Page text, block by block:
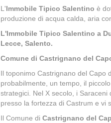
L'Immobile Tipico Salentino è
produzione di acqua calda, aria
L'Immobile Tipico Salentino a
Lecce, Salento.
Comune di Castrignano del
Il toponimo Castrignano del Capo
probabilmente, un tempo, il
strategici. Nel X secolo, i
presso la fortezza di Castrum e vi
Il Comune di Castrignano del